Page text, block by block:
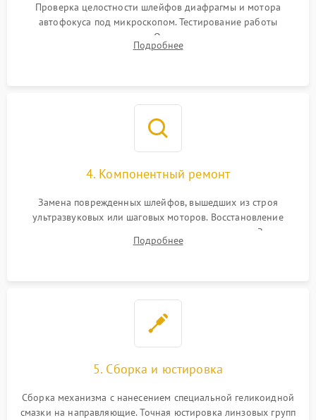
Проверка целостности шлейфов диафрагмы и мотора
автофокуса под микроскопом. Тестирование работы
электромагнитного привода. Очистка оптических элементов
от пыли, следов влаги и грибка спецрастворами без
Подробнее
4. Компонентный ремонт
Замена поврежденных шлейфов, вышедших из строя
ультразвуковых или шаговых моторов. Восстановление
геометрии направляющих при заклинивании зума. Замена
неисправного блока диафрагмы, датчиков положения или
Подробнее
5. Сборка и юстировка
Сборка механизма с нанесением специальной геликоидной
смазки на направляющие. Точная юстировка линзовых групп